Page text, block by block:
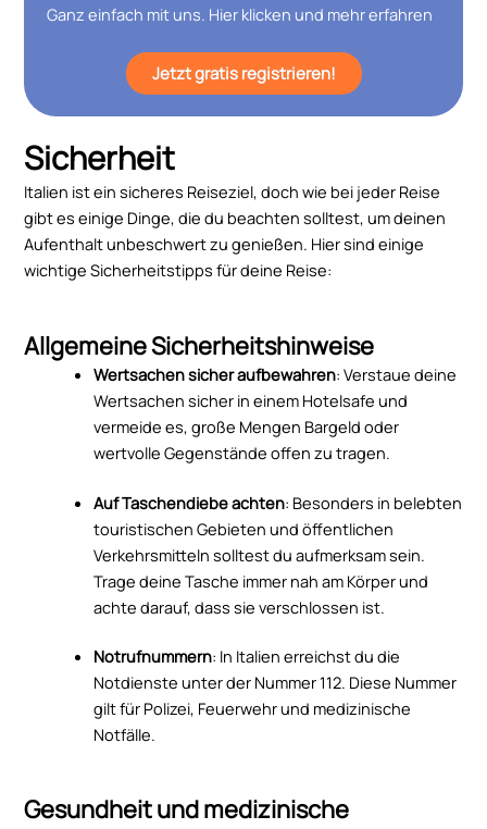
Ganz einfach mit uns. Hier klicken und mehr erfahren
Jetzt gratis registrieren!
Sicherheit
Italien ist ein sicheres Reiseziel, doch wie bei jeder Reise
gibt es einige Dinge, die du beachten solltest, um deinen
Aufenthalt unbeschwert zu genießen. Hier sind einige
wichtige Sicherheitstipps für deine Reise:
Allgemeine Sicherheitshinweise
Wertsachen sicher aufbewahren: Verstaue deine
Wertsachen sicher in einem Hotelsafe und
vermeide es, große Mengen Bargeld oder
wertvolle Gegenstände offen zu tragen.
Auf Taschendiebe achten: Besonders in belebten
touristischen Gebieten und öffentlichen
Verkehrsmitteln solltest du aufmerksam sein.
Trage deine Tasche immer nah am Körper und
achte darauf, dass sie verschlossen ist.
Notrufnummern: In Italien erreichst du die
Notdienste unter der Nummer 112. Diese Nummer
gilt für Polizei, Feuerwehr und medizinische
Notfälle.
Gesundheit und medizinische